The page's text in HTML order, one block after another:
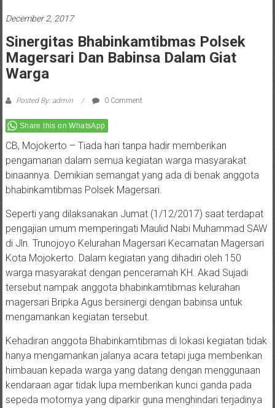
December 2, 2017
Sinergitas Bhabinkamtibmas Polsek
Magersari Dan Babinsa Dalam Giat
Warga
Posted By: admin 0 Comment
Share this on WhatsApp
CB, Mojokerto – Tiada hari tanpa hadir memberikan
pengamanan dalam semua kegiatan warga masyarakat
binaannya. Demikian semangat yang ada di benak anggota
bhabinkamtibmas Polsek Magersari.
Seperti yang dilaksanakan Jumat (1/12/2017) saat terdapat
pengajian umum memperingati Maulid Nabi Muhammad SAW
di Jln. Trunojoyo Kelurahan Magersari Kecamatan Magersari
Kota Mojokerto. Dalam kegiatan yang dihadiri oleh 150
warga masyarakat dengan penceramah KH. Akad Sujadi
tersebut nampak anggota bhabinkamtibmas kelurahan
magersari Bripka Agus bersinergi dengan babinsa untuk
mengamankan kegiatan tersebut.
Kehadiran anggota Bhabinkamtibmas di lokasi kegiatan tidak
hanya mengamankan jalanya acara tetapi juga memberikan
himbauan kepada warga yang datang dengan menggunaan
kendaraan agar tidak lupa memberikan kunci ganda pada
sepeda motornya yang diparkir guna menghindari terjadinya